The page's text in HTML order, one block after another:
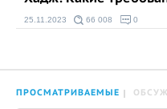
25.11.2023 66 008 0
ПРОСМАТРИВАЕМЫЕ